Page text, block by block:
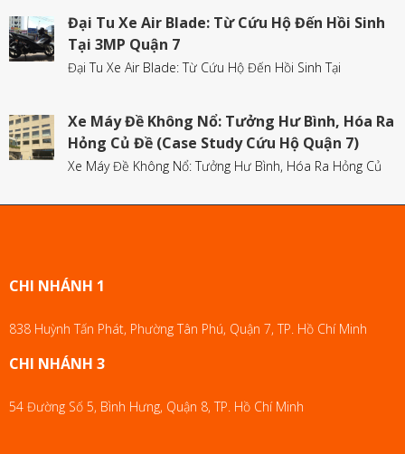
Đại Tu Xe Air Blade: Từ Cứu Hộ Đến Hồi Sinh
Tại 3MP Quận 7
Đại Tu Xe Air Blade: Từ Cứu Hộ Đến Hồi Sinh Tại
Xe Máy Đề Không Nổ: Tưởng Hư Bình, Hóa Ra
Hỏng Củ Đề (Case Study Cứu Hộ Quận 7)
Xe Máy Đề Không Nổ: Tưởng Hư Bình, Hóa Ra Hỏng Củ
CHI NHÁNH 1
838 Huỳnh Tấn Phát, Phường Tân Phú, Quận 7, TP. Hồ Chí Minh
CHI NHÁNH 3
54 Đường Số 5, Bình Hưng, Quận 8, TP. Hồ Chí Minh